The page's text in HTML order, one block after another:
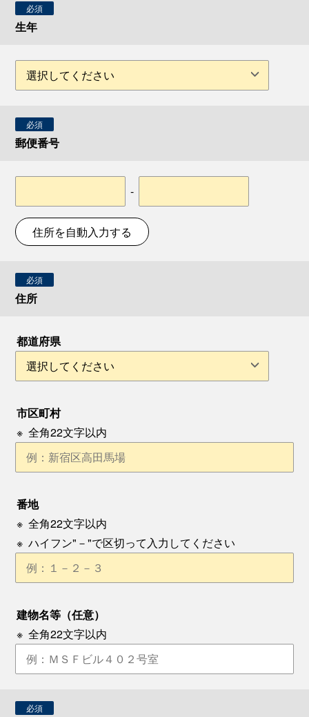
必須
生年
必須
郵便番号
-
住所を自動入力する
必須
住所
都道府県
市区町村
※ 全角22文字以内
番地
※ 全角22文字以内
※ ハイフン"－"で区切って入力してください
建物名等（任意）
※ 全角22文字以内
必須